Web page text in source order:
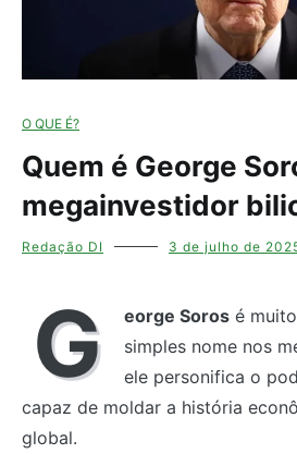
O QUE É?
Quem é George
megainvestidor
Redação DI 3 de julho de
G eorge Soros é
simples nome nos
ele personifica o
capaz de moldar a história
global.